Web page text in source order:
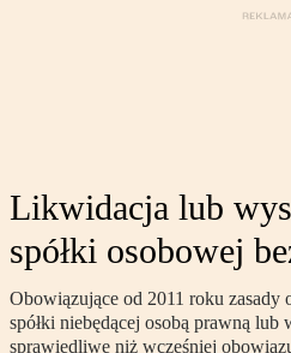
Likwidacja lub
spółki osobowej
Obowiązujące od 2011 roku
spółki niebędącej osobą prawną lub
sprawiedliwe niż wcześniej